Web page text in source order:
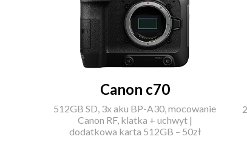
Canon c70
512GB SD, 3x aku BP-A30, mocowanie
Canon RF, klatka + uchwyt |
dodatkowa karta 512GB – 50zł